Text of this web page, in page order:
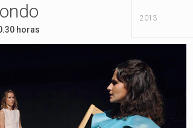
2013
horas